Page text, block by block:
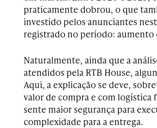
praticamente dobrou, o que
investido pelos anunciantes
registrado no período: aumento
Naturalmente, ainda que a
atendidos pela RTB House,
Aqui, a explicação se deve,
valor de compra e com logística
sente maior segurança para
complexidade para a entrega.